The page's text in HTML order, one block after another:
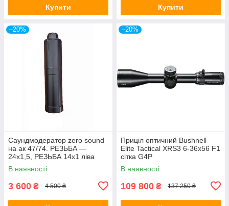
Купити Купити
–20%
Саундмодератор zero sound
на ак 47/74. РЕЗЬБА —
24х1,5, РЕЗЬБА 14х1 ліва
В наявності
3 600 ₴ 4 500 ₴
–20%
Приціл оптичний Bushnell
Elite Tactical XRS3 6-36x56 F1
сітка G4P
В наявності
109 800 ₴ 137 250 ₴